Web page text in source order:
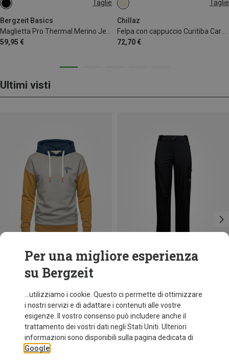
Taglie
Bergzeit Basics
59,95 €
L|XL Taglie
Chillaz
72,70 €
140
Ultimi visti
Taglie
Felpa con cappuccio Curitiba Carabiner bambino
Per una migliore esperienza
su Bergzeit
...utilizziamo i cookie. Questo ci permette di ottimizzare
i nostri servizi e di adattare i contenuti alle vostre
esigenze. Il vostro consenso può includere anche il
trattamento dei vostri dati negli Stati Uniti. Ulteriori
informazioni sono disponibili sulla pagina dedicata di
Google